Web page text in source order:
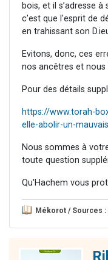
bois, et il s’adresse
c'est que l'esprit de
en trahissant son
Evitons, donc, ces
nos ancêtres et nous
Pour des détails
https://www.torah-
elle-abolir-un-
Nous sommes à
toute question
Qu'Hachem vous
Mékorot / Sources :